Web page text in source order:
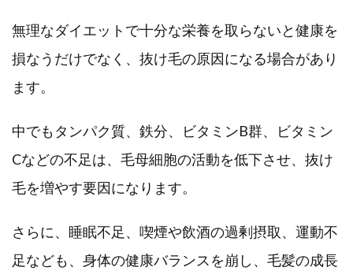
無理なダイエットで十分な栄養を取らないと健康を
損なうだけでなく、抜け毛の原因になる場合があり
ます。
中でもタンパク質、鉄分、ビタミンB群、ビタミン
Cなどの不足は、毛母細胞の活動を低下させ、抜け
毛を増やす要因になります。
さらに、睡眠不足、喫煙や飲酒の過剰摂取、運動不
足なども、身体の健康バランスを崩し、毛髪の成長